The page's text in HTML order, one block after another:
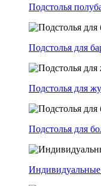
Подстолья
Подстолья для
Подстолья для
Подстолья для
Индивидуальные